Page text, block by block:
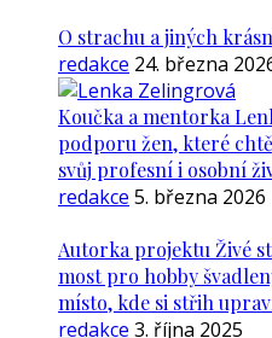
O strachu a jiných
redakce 24. března
Koučka a mentorka
podporu žen, které
svůj profesní i osobní
redakce 5. března 2026
Autorka projektu Živé
most pro hobby
místo, kde si střih
redakce 3. října 2025